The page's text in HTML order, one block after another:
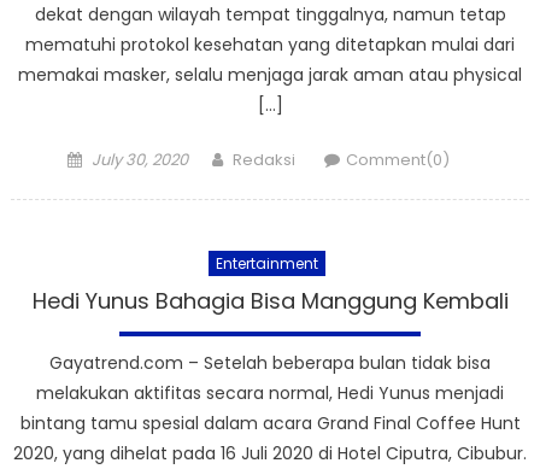
dekat dengan wilayah tempat tinggalnya, namun tetap
mematuhi protokol kesehatan yang ditetapkan mulai dari
memakai masker, selalu menjaga jarak aman atau physical
[…]
Posted
July 30, 2020 Author
Redaksi Comment(0)
Entertainment
Hedi Yunus Bahagia Bisa Manggung Kembali
Gayatrend.com – Setelah beberapa bulan tidak bisa
melakukan aktifitas secara normal, Hedi Yunus menjadi
bintang tamu spesial dalam acara Grand Final Coffee Hunt
2020, yang dihelat pada 16 Juli 2020 di Hotel Ciputra, Cibubur.